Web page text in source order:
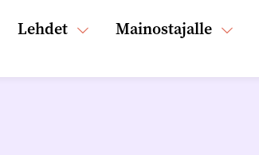
Lehdet Mainostajalle